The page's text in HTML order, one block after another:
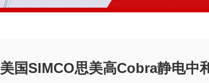
美国SIMCO思美高Cobra静电中